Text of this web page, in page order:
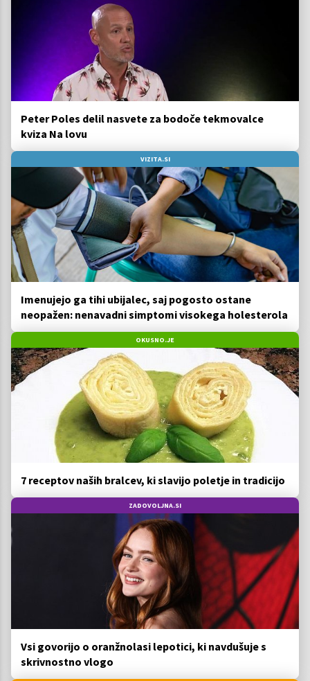
Peter Poles delil nasvete za bodoče tekmovalce
kviza Na lovu
VIZITA.SI
Imenujejo ga tihi ubijalec, saj pogosto ostane
neopažen: nenavadni simptomi visokega holesterola
OKUSNO.JE
7 receptov naših bralcev, ki slavijo poletje in tradicijo
ZADOVOLJNA.SI
Vsi govorijo o oranžnolasi lepotici, ki navdušuje s
skrivnostno vlogo